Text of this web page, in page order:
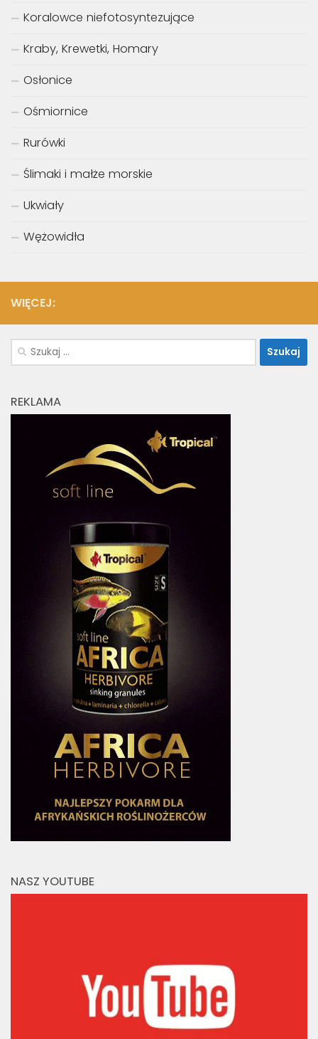
Koralowce niefotosyntezujące
Kraby, Krewetki, Homary
Osłonice
Ośmiornice
Rurówki
Ślimaki i małże morskie
Ukwiały
Wężowidła
WIĘCEJ:
Szukaj:
REKLAMA
NASZ YOUTUBE